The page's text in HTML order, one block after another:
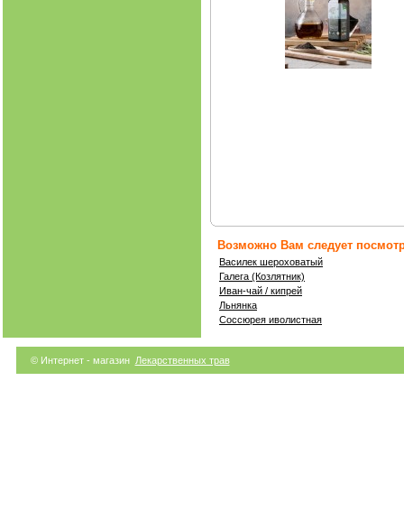
Возможно Вам следует
Василек шероховатый
Галега (Козлятник)
Иван-чай / кипрей
Льнянка
Соссюрея иволистная
© Интернет - магазин Лекарственных трав